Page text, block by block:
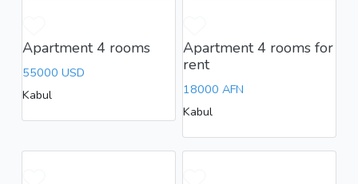
Apartment 4 rooms
55000 USD
Kabul
Apartment 4 rooms for
rent
18000 AFN
Kabul